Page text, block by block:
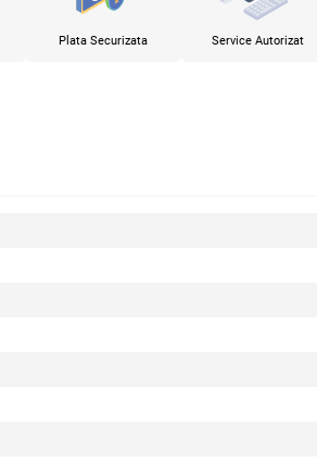
Plata Securizata Service Autorizat